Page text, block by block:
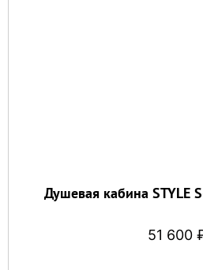
Душевая кабина STYLE
51 600